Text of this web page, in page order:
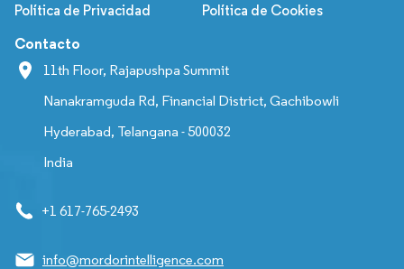
Política de Privacidad Política de Cookies
Contacto
11th Floor, Rajapushpa Summit
Nanakramguda Rd, Financial District, Gachibowli
Hyderabad, Telangana - 500032
India
+1 617-765-2493
info@mordorintelligence.com